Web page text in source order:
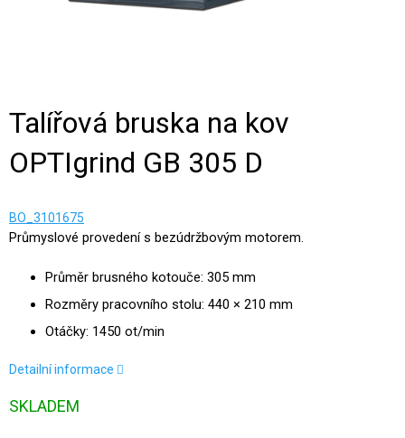
Talířová bruska na kov
OPTIgrind GB 305 D
BO_3101675
Průmyslové provedení s bezúdržbovým motorem.
Průměr brusného kotouče: 305 mm
Rozměry pracovního stolu: 440 × 210 mm
Otáčky: 1450 ot/min
Detailní informace
SKLADEM